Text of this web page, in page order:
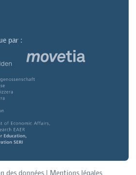
par :
des données | Mentions légales